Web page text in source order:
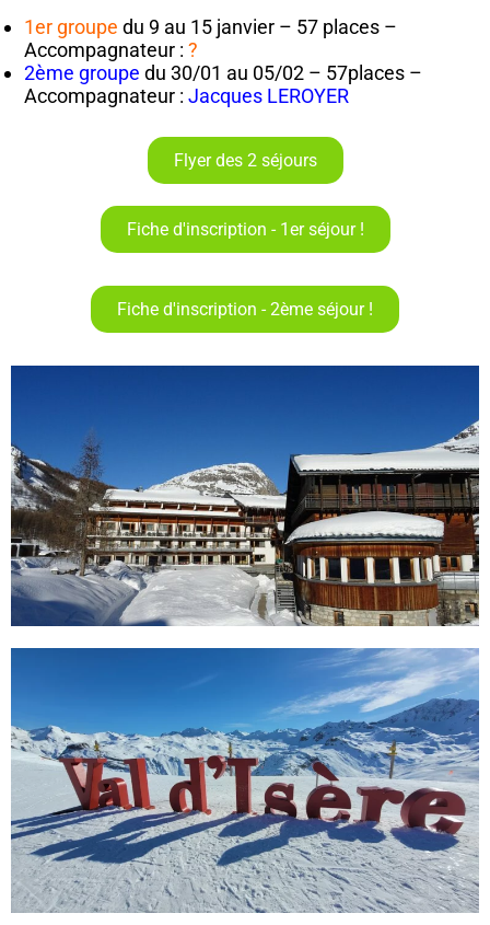
1er groupe du 9 au 15 janvier – 57 places –
Accompagnateur : ?
2ème groupe du 30/01 au 05/02 – 57places –
Accompagnateur : Jacques LEROYER
Flyer des 2 séjours
Fiche d'inscription - 1er séjour !
Fiche d'inscription - 2ème séjour !